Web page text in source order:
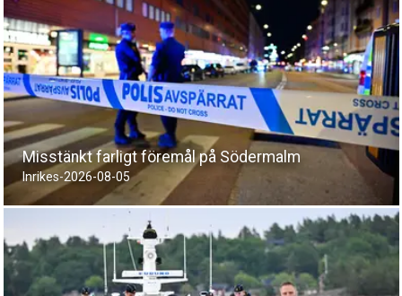
Misstänkt farligt föremål på Södermalm
Inrikes-2026-08-05